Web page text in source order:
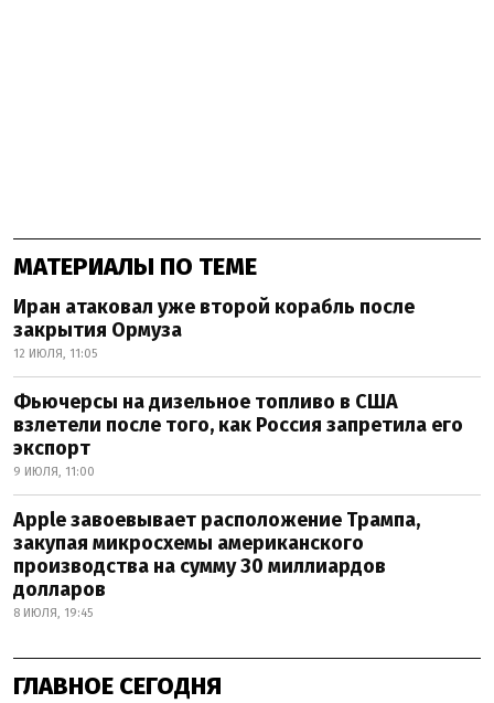
МАТЕРИАЛЫ ПО ТЕМЕ
Иран атаковал уже второй корабль после
закрытия Ормуза
12 ИЮЛЯ, 11:05
Фьючерсы на дизельное топливо в США
взлетели после того, как Россия запретила его
экспорт
9 ИЮЛЯ, 11:00
Apple завоевывает расположение Трампа,
закупая микросхемы американского
производства на сумму 30 миллиардов
долларов
8 ИЮЛЯ, 19:45
ГЛАВНОЕ СЕГОДНЯ